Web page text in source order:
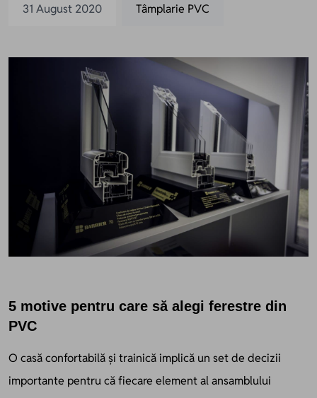
31 August 2020 Tâmplarie PVC
5 motive pentru care să alegi ferestre din
PVC
O casă confortabilă și trainică implică un set de decizii
importante pentru că fiecare element al ansamblului